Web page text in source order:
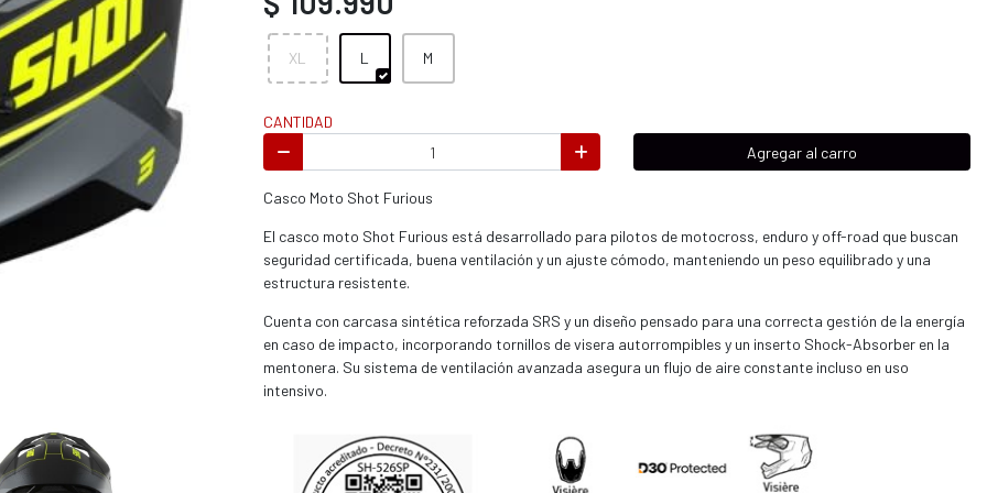
/ enduro
/ enduro / ATV
XL L M
CANTIDAD
Agregar al carro
Casco Moto Shot Furious
El casco moto Shot Furious está desarrollado para pilotos de motocross, enduro y off-road que buscan
seguridad certificada, buena ventilación y un ajuste cómodo, manteniendo un peso equilibrado y una
estructura resistente.
Cuenta con carcasa sintética reforzada SRS y un diseño pensado para una correcta gestión de la energía
en caso de impacto, incorporando tornillos de visera autorrompibles y un inserto Shock-Absorber en la
mentonera. Su sistema de ventilación avanzada asegura un flujo de aire constante incluso en uso
intensivo.